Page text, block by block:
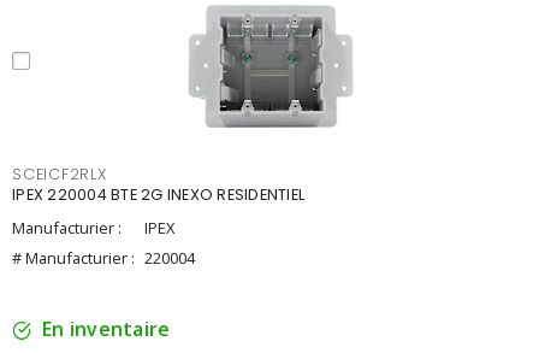
SCEICF2RLX
IPEX 220004 BTE 2G INEXO RESIDENTIEL
Manufacturier :
IPEX
# Manufacturier : 220004
En inventaire